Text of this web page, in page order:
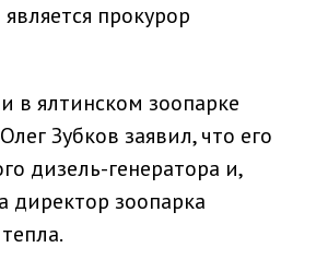
прокурор
в ялтинском зоопарке
Зубков заявил, что его
дизель-генератора и,
директор зоопарка